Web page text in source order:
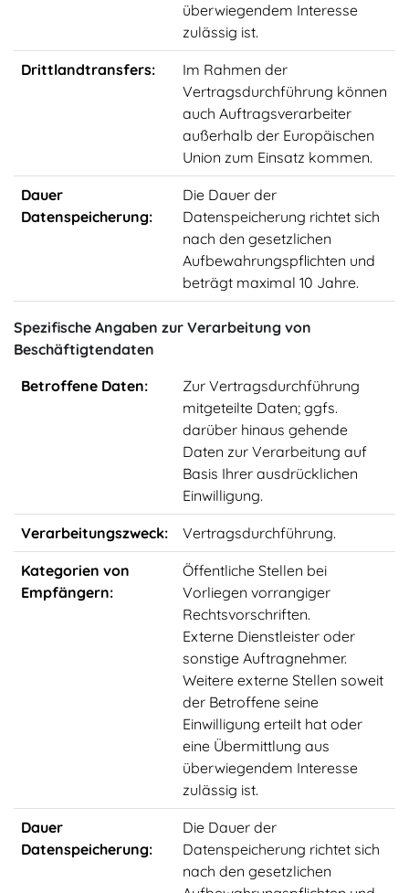
überwiegendem Interesse
zulässig ist.
Drittlandtransfers:
Im Rahmen der
Vertragsdurchführung können
auch Auftragsverarbeiter
außerhalb der Europäischen
Union zum Einsatz kommen.
Dauer
Datenspeicherung:
Die Dauer der
Datenspeicherung richtet sich
nach den gesetzlichen
Aufbewahrungspflichten und
beträgt maximal 10 Jahre.
Spezifische Angaben zur Verarbeitung von
Beschäftigtendaten
Betroffene Daten:
Zur Vertragsdurchführung
mitgeteilte Daten; ggfs.
darüber hinaus gehende
Daten zur Verarbeitung auf
Basis Ihrer ausdrücklichen
Einwilligung.
Verarbeitungszweck: Vertragsdurchführung.
Kategorien von
Empfängern:
Öffentliche Stellen bei
Vorliegen vorrangiger
Rechtsvorschriften.
Externe Dienstleister oder
sonstige Auftragnehmer.
Weitere externe Stellen soweit
der Betroffene seine
Einwilligung erteilt hat oder
eine Übermittlung aus
überwiegendem Interesse
zulässig ist.
Dauer
Datenspeicherung:
Die Dauer der
Datenspeicherung richtet sich
nach den gesetzlichen